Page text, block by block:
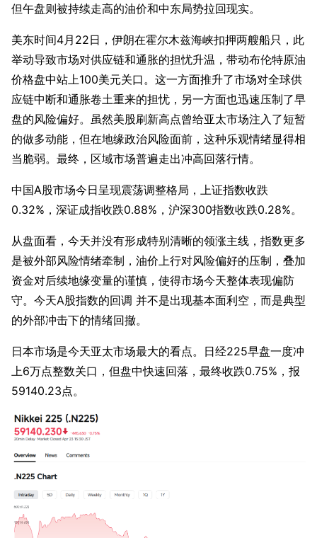
但午盘则被持续走高的油价和中东局势拉回现实。
美东时间4月22日，伊朗在霍尔木兹海峡扣押两艘船只，此
举动导致市场对供应链和通胀的担忧升温，带动布伦特原油
价格盘中站上100美元关口。这一方面推升了市场对全球供
应链中断和通胀卷土重来的担忧，另一方面也迅速压制了早
盘的风险偏好。虽然美股刷新高点曾给亚太市场注入了短暂
的做多动能，但在地缘政治风险面前，这种乐观情绪显得相
当脆弱。最终，区域市场普遍走出冲高回落行情。
中国A股市场今日呈现震荡调整格局，上证指数收跌
0.32%，深证成指收跌0.88%，沪深300指数收跌0.28%。
从盘面看，今天并没有形成特别清晰的领涨主线，指数更多
是被外部风险情绪牵制，油价上行对风险偏好的压制，叠加
资金对后续地缘变量的谨慎，使得市场今天整体表现偏防
守。今天A股指数的回调 并不是出现基本面利空，而是典型
的外部冲击下的情绪回撤。
日本市场是今天亚太市场最大的看点。日经225早盘一度冲
上6万点整数关口，但盘中快速回落，最终收跌0.75%，报
59140.23点。